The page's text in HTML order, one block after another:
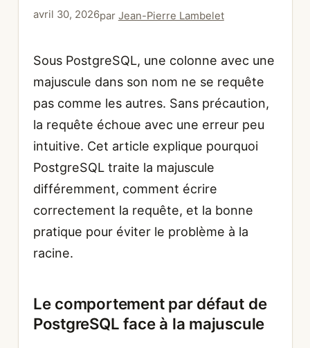
avril 30, 2026par Jean-Pierre Lambelet
Sous PostgreSQL, une colonne avec une
majuscule dans son nom ne se requête
pas comme les autres. Sans précaution,
la requête échoue avec une erreur peu
intuitive. Cet article explique pourquoi
PostgreSQL traite la majuscule
différemment, comment écrire
correctement la requête, et la bonne
pratique pour éviter le problème à la
racine.
Le comportement par défaut de
PostgreSQL face à la majuscule